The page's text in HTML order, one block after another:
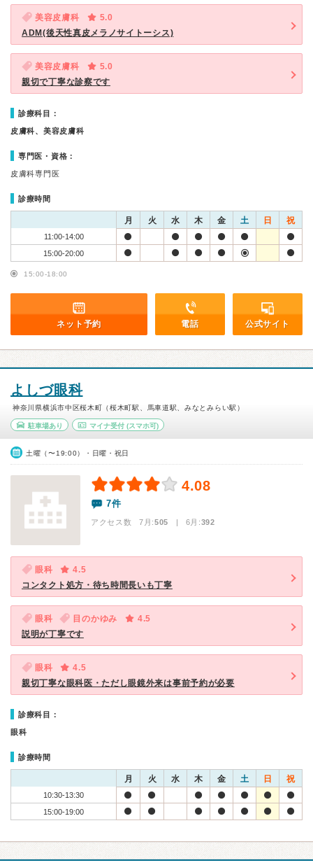
美容皮膚科
5.0
ADM(後天性真皮メラノサイトーシス)
美容皮膚科
5.0
親切で丁寧な診察です
診療科目：
皮膚科、美容皮膚科
専門医・資格：
皮膚科専門医
診療時間
月 火 水 木 金 土 日 祝
11:00-14:00
15:00-20:00
15:00-18:00
ネット予約 電話 公式サイト
よしづ眼科
神奈川県横浜市中区桜木町（桜木町駅、馬車道駅、みなとみらい駅）
駐車場あり マイナ受付(スマホ可)
土曜（〜19:00）・日曜・祝日
4.08
7件
アクセス数 7月:505 | 6月:392
眼科
4.5
コンタクト処方・待ち時間長いも丁寧
眼科 目のかゆみ
4.5
説明が丁寧です
眼科
4.5
親切丁寧な眼科医・ただし眼鏡外来は事前予約が必要
診療科目：
眼科
診療時間
月 火 水 木 金 土 日 祝
10:30-13:30
15:00-19:00